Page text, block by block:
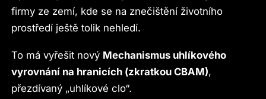
firmy ze zemí, kde se na znečištění životního
prostředí ještě tolik nehledí.
To má vyřešit nový Mechanismus uhlíkového
vyrovnání na hranicích (zkratkou CBAM),
přezdívaný „uhlíkové clo“.